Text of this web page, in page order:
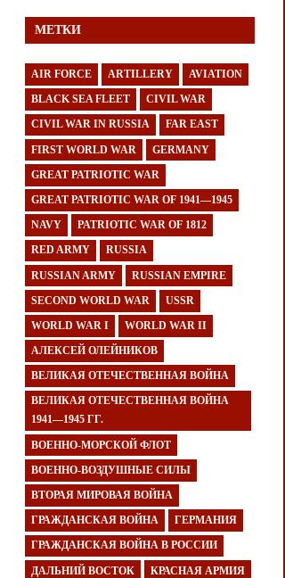
МЕТКИ
AIR FORCE ARTILLERY AVIATION
BLACK SEA FLEET CIVIL WAR
CIVIL WAR IN RUSSIA FAR EAST
FIRST WORLD WAR GERMANY
GREAT PATRIOTIC WAR
GREAT PATRIOTIC WAR OF 1941—1945
NAVY PATRIOTIC WAR OF 1812
RED ARMY RUSSIA
RUSSIAN ARMY RUSSIAN EMPIRE
SECOND WORLD WAR USSR
WORLD WAR I WORLD WAR II
АЛЕКСЕЙ ОЛЕЙНИКОВ
ВЕЛИКАЯ ОТЕЧЕСТВЕННАЯ ВОЙНА
ВЕЛИКАЯ ОТЕЧЕСТВЕННАЯ ВОЙНА
1941—1945 ГГ.
ВОЕННО-МОРСКОЙ ФЛОТ
ВОЕННО-ВОЗДУШНЫЕ СИЛЫ
ВТОРАЯ МИРОВАЯ ВОЙНА
ГРАЖДАНСКАЯ ВОЙНА ГЕРМАНИЯ
ГРАЖДАНСКАЯ ВОЙНА В РОССИИ
ДАЛЬНИЙ ВОСТОК КРАСНАЯ АРМИЯ